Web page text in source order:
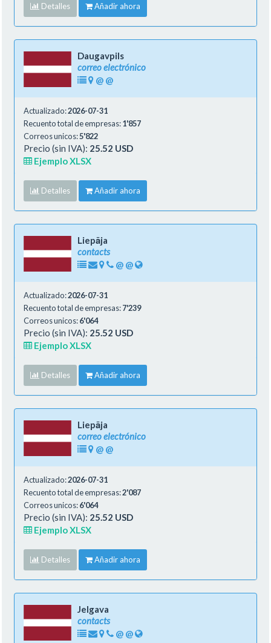
Detalles Añadir ahora
Daugavpils
correo electrónico
@ @
Actualizado:2026-07-31
Recuento total de empresas:1'857
Correos unicos:5'822
Precio (sin IVA): 25.52 USD
Ejemplo XLSX
Detalles Añadir ahora
Liepāja
contacts
@ @
Actualizado:2026-07-31
Recuento total de empresas:7'239
Correos unicos:6'064
Precio (sin IVA): 25.52 USD
Ejemplo XLSX
Detalles Añadir ahora
Liepāja
correo electrónico
@ @
Actualizado:2026-07-31
Recuento total de empresas:2'087
Correos unicos:6'064
Precio (sin IVA): 25.52 USD
Ejemplo XLSX
Detalles Añadir ahora
Jelgava
contacts
@ @